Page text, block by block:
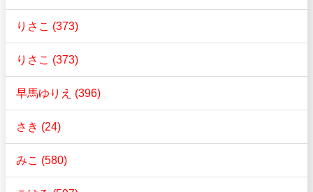
りさこ (373)
りさこ (373)
早馬ゆりえ (396)
さき (24)
みこ (580)